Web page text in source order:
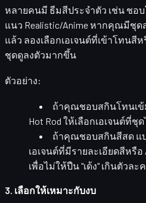
หลายคนมี ธีมสีประจำตัว เช่น ชอ
แนว Realistic/Anime หากคุณมีชุ
แล้ว ลองเลือกเอเจนต์ที่เข้าโทนสี
ชุดดูลงตัวมากขึ้น
ตัวอย่าง:
ถ้าคุณชอบสกินโทนเข้ม
Hot Rod ให้เลือกเอเจนต์ที่ชุ
ถ้าคุณชอบสกินสีสด แบ
เอเจนต์ที่มีรายละเอียดสีหรื
เพื่อไม่ให้ปืน "เด้ง" เกินตัวละ
3. เลือกให้เหมาะกับงบ